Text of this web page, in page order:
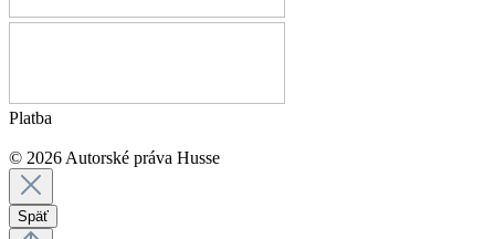
Platba
© 2026 Autorské práva Husse
Späť